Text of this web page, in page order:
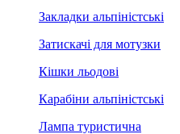
Закладки альпіністські
Затискачі для мотузки
Кішки льодові
Карабіни альпіністські
Лампа туристична